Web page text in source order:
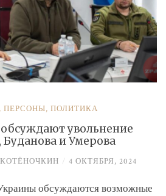
, ПЕРСОНЫ, ПОЛИТИКА
увольнение
Буданова и Умерова
/ 4 ОКТЯБРЯ, 2024
обсуждаются возможные